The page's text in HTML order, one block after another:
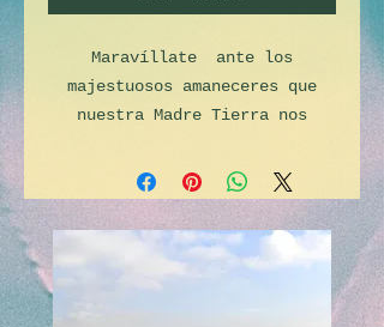
Maravíllate ante los
majestuosos amaneceres que
nuestra Madre Tierra nos
emblemáticos conocidos como
chinampas.
El horario de salida va de
5:00-5:30 de la mañana
7:00-7:30 se observa el